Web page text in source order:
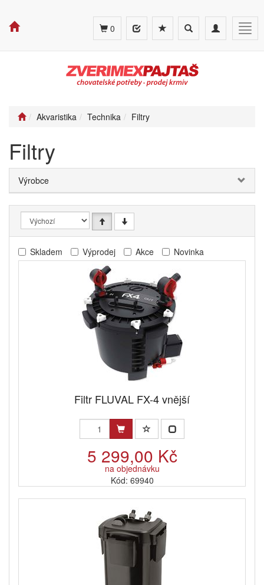
Toggle
navigation
Toggle
search
0
Akvaristika Technika Filtry
Filtry
Výrobce
Skladem Výprodej Akce Novinka
Filtr FLUVAL FX-4 vnější
5 299,00 Kč
na objednávku
Kód: 69940